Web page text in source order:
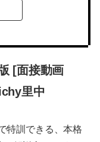
[面接動画
里中
特訓できる、本格